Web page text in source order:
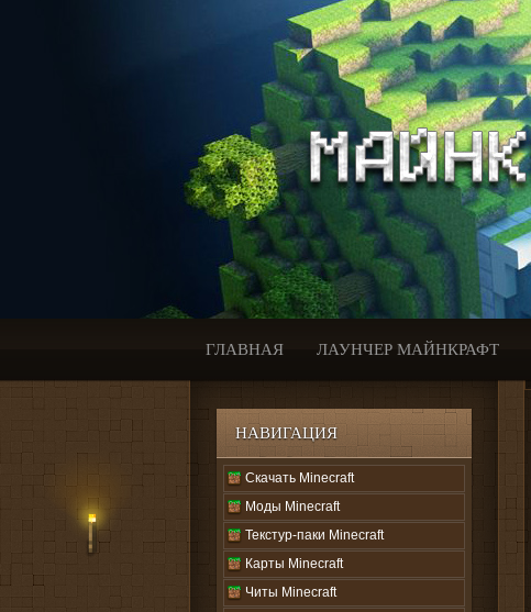
ГЛАВНАЯ ЛАУНЧЕР МАЙНКРАФТ
НАВИГАЦИЯ
Скачать Minecraft
Моды Minecraft
Текстур-паки Minecraft
Карты Minecraft
Читы Minecraft